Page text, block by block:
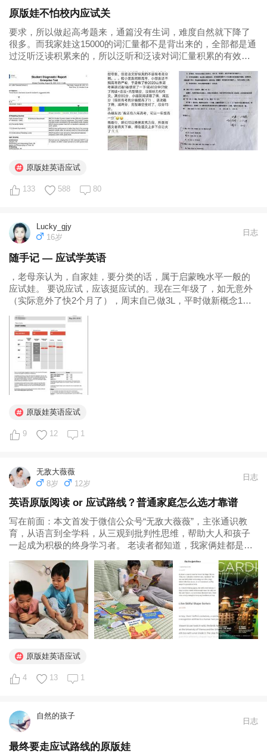
原版娃不怕校内应试关
要求，所以做起高考题来，通篇没有生词，难度自然就下降了
很多。而我家娃这15000的词汇量都不是背出来的，全部都是通
过泛听泛读积累来的，所以泛听和泛读对词汇量积累的有效性
speaking、writing和usage还有一些规则和套路可以应试突击的
话...
原版娃英语应试
133 588 80
Lucky_gjy
16岁
日志
随手记 — 应试学英语
，老母亲认为，自家娃，要分类的话，属于启蒙晚水平一般的
应试娃。 要说应试，应该挺应试的。现在三年级了，如无意外
（实际意外了快2个月了），周末自己做3L，平时做新概念1练
的英语阅读，周末做原版练习册，做词汇练习书，语法练习
书。每周上个学而思并完成相关作业...
原版娃英语应试
9 12 1
无敌大薇薇
8岁
12岁
日志
英语原版阅读 or 应试路线？普通家庭怎么选才靠谱
写在前面：本文首发于微信公众号“无敌大薇薇”，主张通识教
育，从语言到全学科，从三观到批判性思维，帮助大人和孩子
一起成为积极的终身学习者。 老读者都知道，我家俩娃都是英
家要带娃尽量走原版路线。但这并不代表应试就没有可取之
处！ 先科普一下什么是原版...
原版娃英语应试
4 13 1
自然的孩子
日志
最终要走应试路线的原版娃